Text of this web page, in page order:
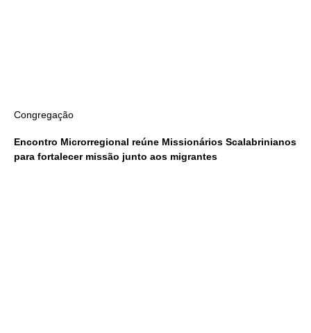
Congregação
Encontro Microrregional reúne Missionários Scalabrinianos
para fortalecer missão junto aos migrantes